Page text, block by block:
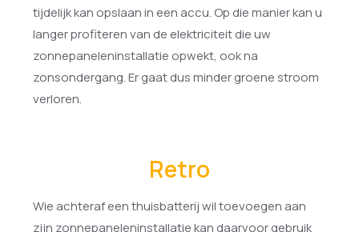
tijdelijk kan opslaan in een accu. Op die manier kan u
langer profiteren van de elektriciteit die uw
zonnepaneleninstallatie opwekt, ook na
zonsondergang. Er gaat dus minder groene stroom
verloren.
Retro
Wie achteraf een thuisbatterij wil toevoegen aan
zijn zonnepaneleninstallatie kan daarvoor gebruik